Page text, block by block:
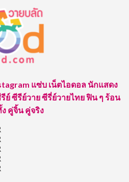
แซ่บ เน็ตไอดอล นักแสดง
ย์ ซีรีย์วาย ซีรี่ย์วายไทย ฟิน ๆ ร้อน
คู่จิ้น คู่จริง